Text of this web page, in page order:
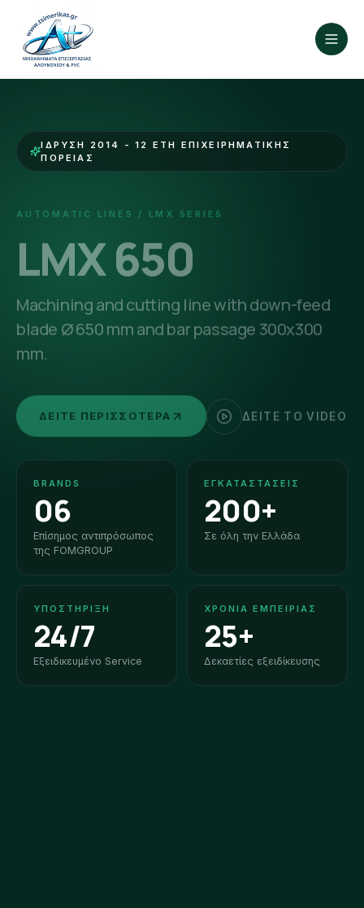
ΊΔΡΥΣΗ 2014 - 12 ΈΤΗ ΕΠΙΧΕΙΡΗΜΑΤΙΚΉΣ
ΠΟΡΕΊΑΣ
LMX 650
Machining and cutting line with down-feed
blade Ø 650 mm and bar passage 300x300
BRANDS
06
Επίσημος αντιπρόσωπος
της FOMGROUP
ΕΓΚΑΤΑΣΤΆΣΕΙΣ
200+
Σε όλη την Ελλάδα
ΥΠΟΣΤΉΡΙΞΗ
24/7
Εξειδικευμένο Service
ΧΡΌΝΙΑ ΕΜΠΕΙΡΊΑΣ
25+
Δεκαετίες εξειδίκευσης